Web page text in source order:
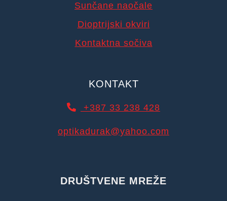
Sunčane naočale
Dioptrijski okviri
Kontaktna sočiva
KONTAKT
+387 33 238 428
optikadurak@yahoo.com
DRUŠTVENE MREŽE